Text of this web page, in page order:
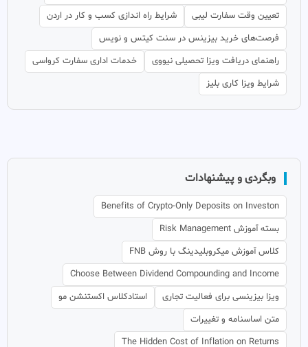
تعیین وقت سفارت لیبی
شرایط راه اندازی کسب و کار در اردن
فرصت‌های خرید بیزینس در سنت کیتس و نویس
راهنمای دریافت ویزا تحصیلی نیووی
خدمات اداری سفارت کرواسی
شرایط ویزا کاری بلیز
وبگردی و پیشنهادات
Benefits of Crypto-Only Deposits on Investon
بسته آموزش Risk Management
کلاس آموزش میکروبلیدینگ با روش FNB
Choose Between Dividend Compounding and Income
ویزا بیزینسی برای فعالیت تجاری
استادکلاس اکستنشن مو
متن اساسنامه و تغییرات
The Hidden Cost of Inflation on Returns